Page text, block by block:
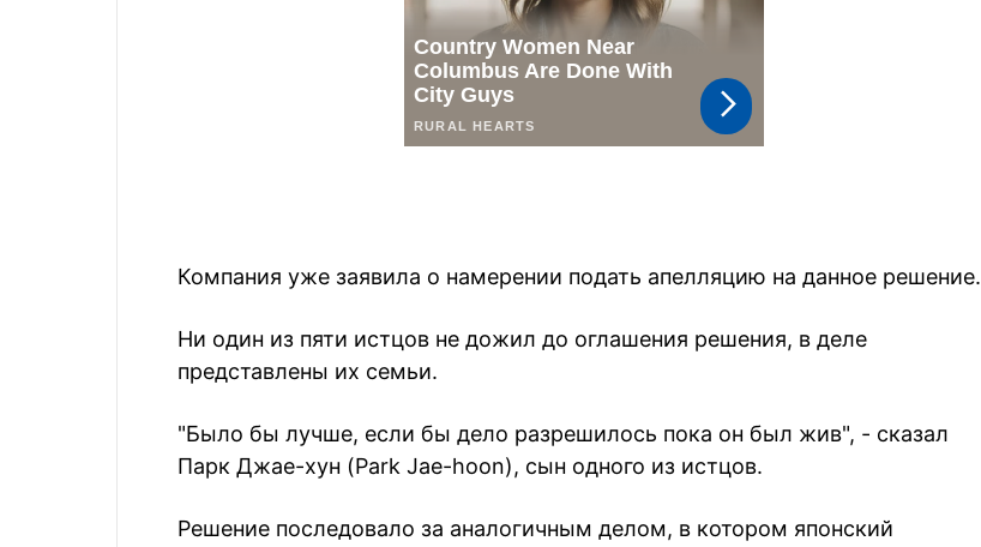
Компания уже заявила о намерении подать апелляцию на данное решение.
Ни один из пяти истцов не дожил до оглашения решения, в деле
представлены их семьи.
"Было бы лучше, если бы дело разрешилось пока он был жив", - сказал
Парк Джае-хун (Park Jae-hoon), сын одного из истцов.
Решение последовало за аналогичным делом, в котором японский